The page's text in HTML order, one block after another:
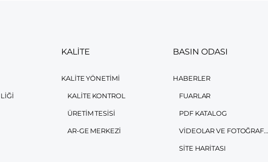
KALİTE
KALITE YÖNETIMI
KALITE KONTROL
ÜRETIM TESISI
AR-GE MERKEZI
BASIN ODASI
HABERLER
FUARLAR
PDF KATALOG
VIDEOLAR VE FOTOĞRAFLAR
SITE HARITASI